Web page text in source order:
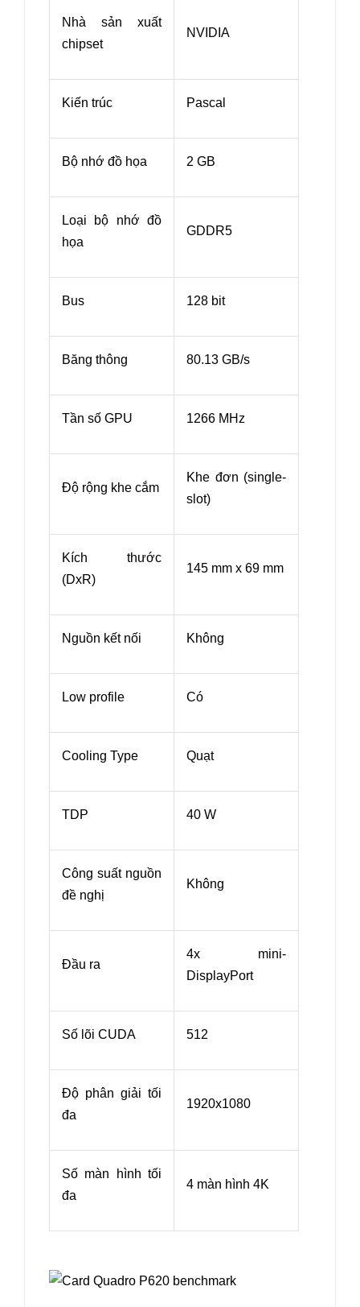
Nhà sản xuất
chipset
NVIDIA
Kiến trúc Pascal
Bộ nhớ đồ họa 2 GB
Loại bộ nhớ đồ
họa
GDDR5
Bus 128 bit
Băng thông 80.13 GB/s
Tần số GPU 1266 MHz
Độ rộng khe cắm
Khe đơn (single-
slot)
Kích thước
(DxR)
145 mm x 69 mm
Nguồn kết nối Không
Low profile Có
Cooling Type Quạt
TDP 40 W
Công suất nguồn
đề nghị
Không
Đầu ra
4x mini-
DisplayPort
Số lõi CUDA 512
Độ phân giải tối
đa
1920x1080
Số màn hình tối
đa
4 màn hình 4K